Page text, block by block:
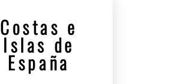
Costas e
Islas de
España